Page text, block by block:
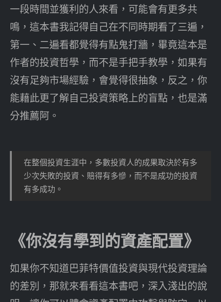
一段時間並獲利的人來看，可能會有更多共
鳴，這本書我記得自己在不同時期看了三遍，
第一、二遍看都覺得有點鬼打牆，畢竟這本是
作者的投資哲學，而不是手把手教學，如果有
沒有足夠市場經驗，會覺得很抽象，反之，你
能藉此更了解自己投資策略上的盲點，也是滿
分推薦阿。
在整個投資生涯中，多數投資人的成果取決於有多
少次失敗的投資、賠得有多慘，而不是成功的投資
有多成功。
《你沒有學到的資產配置》
如果你不知道巴菲特價值投資與現代投資理論
的差別，那就來看看這本書吧，深入淺出的說